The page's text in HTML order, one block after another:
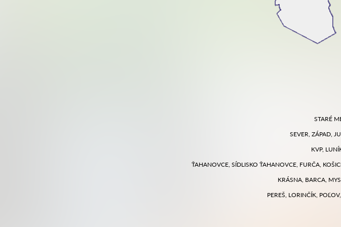
STARÉ
SEVER, ZÁPAD,
KVP,
ŤAHANOVCE, SÍDLISKO ŤAHANOVCE, FURČA,
KRÁSNA, BARCA,
PEREŠ, LORINČÍK,